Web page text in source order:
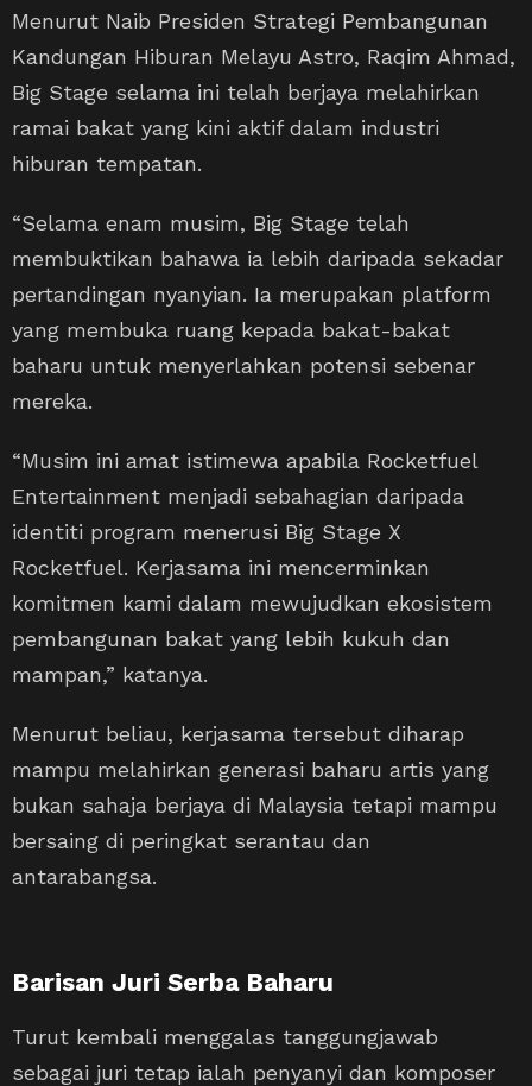
Menurut Naib Presiden Strategi Pembangunan
Kandungan Hiburan Melayu Astro, Raqim Ahmad,
Big Stage selama ini telah berjaya melahirkan
ramai bakat yang kini aktif dalam industri
hiburan tempatan.
“Selama enam musim, Big Stage telah
membuktikan bahawa ia lebih daripada sekadar
pertandingan nyanyian. Ia merupakan platform
yang membuka ruang kepada bakat-bakat
baharu untuk menyerlahkan potensi sebenar
mereka.
“Musim ini amat istimewa apabila Rocketfuel
Entertainment menjadi sebahagian daripada
identiti program menerusi Big Stage X
Rocketfuel. Kerjasama ini mencerminkan
komitmen kami dalam mewujudkan ekosistem
pembangunan bakat yang lebih kukuh dan
mampan,” katanya.
Menurut beliau, kerjasama tersebut diharap
mampu melahirkan generasi baharu artis yang
bukan sahaja berjaya di Malaysia tetapi mampu
bersaing di peringkat serantau dan
antarabangsa.
Barisan Juri Serba Baharu
Turut kembali menggalas tanggungjawab
sebagai juri tetap ialah penyanyi dan komposer